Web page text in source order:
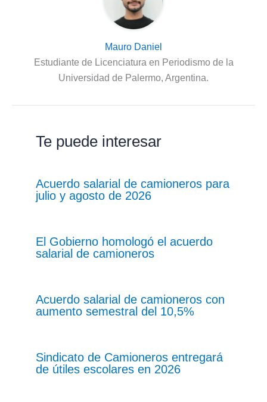
Mauro Daniel
Estudiante de Licenciatura en Periodismo de la
Universidad de Palermo, Argentina.
Te puede interesar
Acuerdo salarial de camioneros para
julio y agosto de 2026
El Gobierno homologó el acuerdo
salarial de camioneros
Acuerdo salarial de camioneros con
aumento semestral del 10,5%
Sindicato de Camioneros entregará
de útiles escolares en 2026